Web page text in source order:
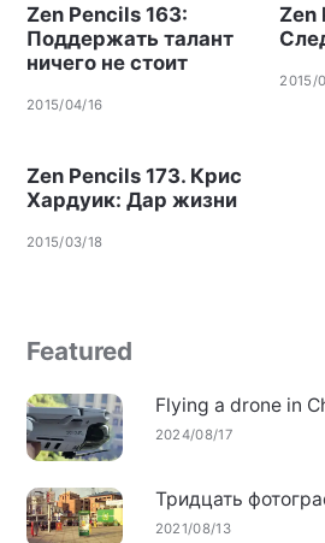
Zen Pencils 163:
Поддержать талант
ничего не стоит
2015/04/16
Zen
2015/
Zen Pencils 173. Крис
Хардуик: Дар жизни
2015/03/18
Featured
Flying a drone in
2024/08/17
Тридцать
2021/08/13